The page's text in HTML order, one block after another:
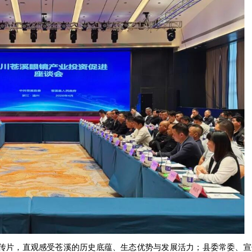
，直观感受苍溪的历史底蕴、生态优势与发展活力；县委常委、